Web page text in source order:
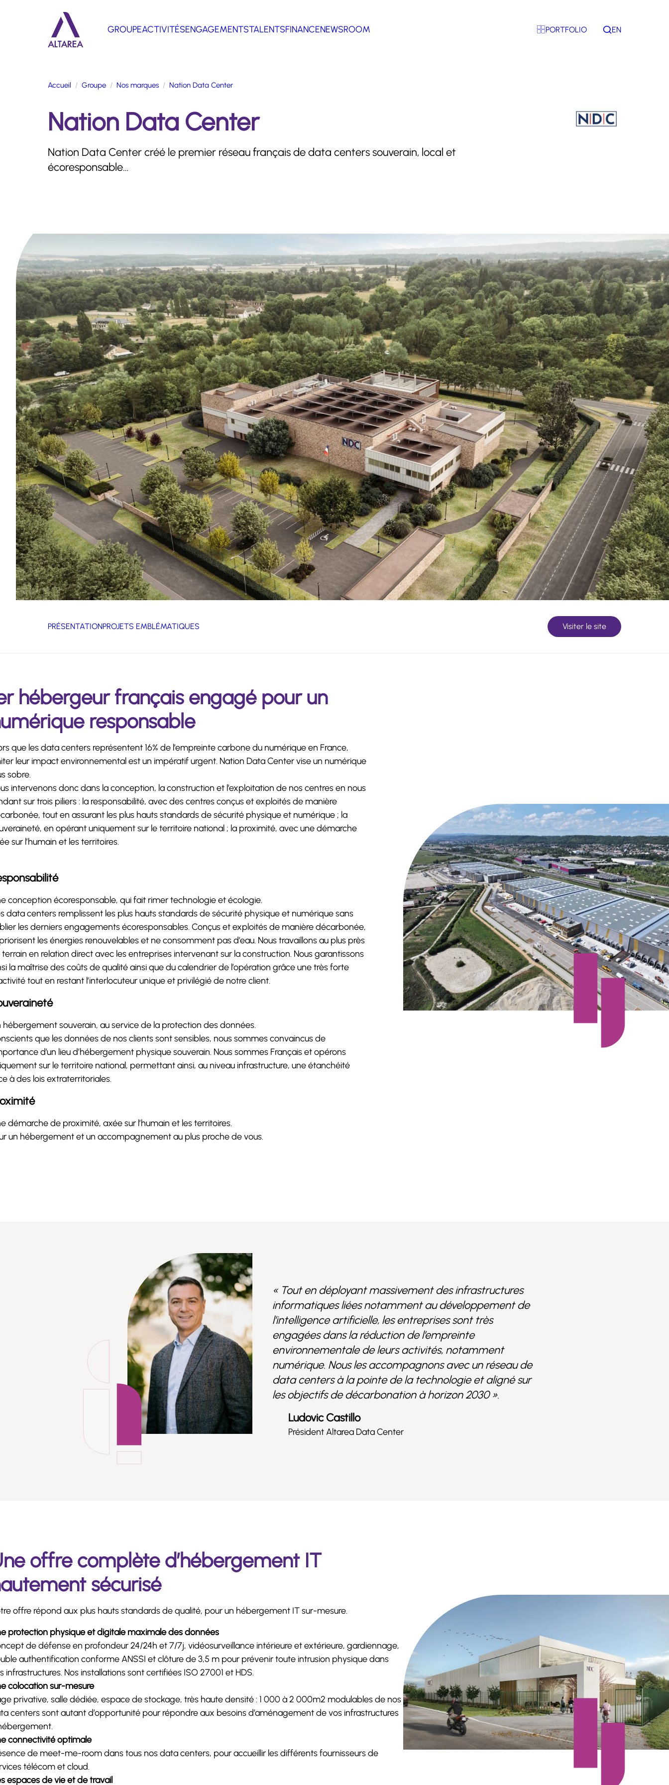
GROUPEACTIVITÉSENGAGEMENTSTALENTSFINANCENEWSROOM PORTFOLIO Rechercher
EN
Accueil Groupe Nos marques Nation Data Center
Nation Data Center
Nation Data Center créé le premier réseau français de data centers souverain, local et
écoresponsable…
PRÉSENTATIONPROJETS EMBLÉMATIQUES Visiter le site
hébergeur français engagé pour un
responsable
que les data centers représentent 16% de l’empreinte carbone du numérique en France,
leur impact environnemental est un impératif urgent. Nation Data Center vise un numérique
sobre.
intervenons donc dans la conception, la construction et l’exploitation de nos centres en nous
sur trois piliers : la responsabilité, avec des centres conçus et exploités de manière
tout en assurant les plus hauts standards de sécurité physique et numérique ; la
en opérant uniquement sur le territoire national ; la proximité, avec une démarche
sur l’humain et les territoires.
conception écoresponsable, qui fait rimer technologie et écologie.
data centers remplissent les plus hauts standards de sécurité physique et numérique sans
les derniers engagements écoresponsables. Conçus et exploités de manière décarbonée,
les énergies renouvelables et ne consomment pas d’eau. Nous travaillons au plus près
en relation direct avec les entreprises intervenant sur la construction. Nous garantissons
la maîtrise des coûts de qualité ainsi que du calendrier de l’opération grâce une très forte
tout en restant l’interlocuteur unique et privilégié de notre client.
hébergement souverain, au service de la protection des données.
que les données de nos clients sont sensibles, nous sommes convaincus de
d’un lieu d’hébergement physique souverain. Nous sommes Français et opérons
sur le territoire national, permettant ainsi, au niveau infrastructure, une étanchéité
à des lois extraterritoriales.
démarche de proximité, axée sur l’humain et les territoires.
un hébergement et un accompagnement au plus proche de vous.
« Tout en déployant massivement des infrastructures
informatiques liées notamment au développement de
l’intelligence artificielle, les entreprises sont très
engagées dans la réduction de l’empreinte
environnementale de leurs activités, notamment
numérique. Nous les accompagnons avec un réseau de
data centers à la pointe de la technologie et aligné sur
les objectifs de décarbonation à horizon 2030 ».
Ludovic Castillo
Président Altarea Data Center
offre complète d’hébergement IT
sécurisé
offre répond aux plus hauts standards de qualité, pour un hébergement IT sur-mesure.
protection physique et digitale maximale des données
de défense en profondeur 24/24h et 7/7j, vidéosurveillance intérieure et extérieure, gardiennage,
authentification conforme ANSSI et clôture de 3,5 m pour prévenir toute intrusion physique dans
infrastructures. Nos installations sont certifiées ISO 27001 et HDS.
colocation sur-mesure
privative, salle dédiée, espace de stockage, très haute densité : 1 000 à 2 000m2 modulables de nos
centers sont autant d’opportunité pour répondre aux besoins d’aménagement de vos infrastructures
connectivité optimale
de meet-me-room dans tous nos data centers, pour accueillir les différents fournisseurs de
télécom et cloud.
espaces de vie et de travail